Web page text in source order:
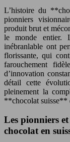
L’histoire du
pionniers
produit brut et
le monde entier.
inébranlable ont
florissante, qui
farouchement
d’innovation
détail cette
pleinement la
**chocolat suisse**
Les pionniers
chocolat en